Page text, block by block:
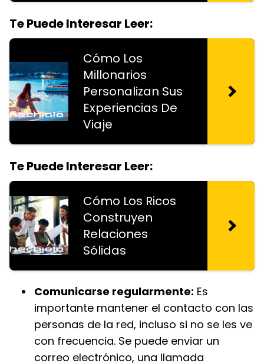
Te Puede Interesar Leer:
Cómo Los
Millonarios
Personalizan Sus
Experiencias De
Viaje
Te Puede Interesar Leer:
Cómo Los Ricos
Construyen
Relaciones
Sólidas
Comunicarse regularmente: Es
importante mantener el contacto con las
personas de la red, incluso si no se les ve
con frecuencia. Se puede enviar un
correo electrónico, una llamada